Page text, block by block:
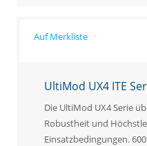
UltiMod UX4 ITE
Die UltiMod UX4 Serie
Robustheit und
Einsatzbedingungen.